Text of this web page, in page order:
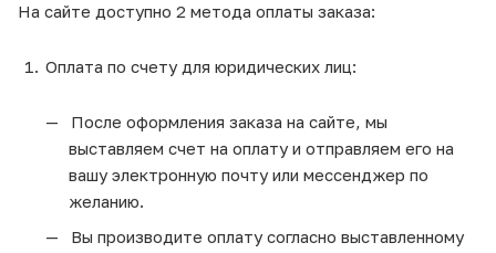
На сайте доступно 2 метода оплаты заказа:
Оплата по счету для юридических лиц:
После оформления заказа на сайте, мы
выставляем счет на оплату и отправляем его на
вашу электронную почту или мессенджер по
желанию.
Вы производите оплату согласно выставленному